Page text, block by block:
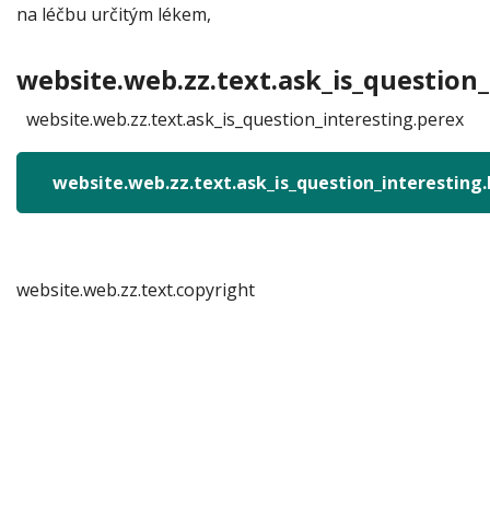
na léčbu určitým lékem,
website.web.zz.text.ask_is_question_interesting.perex
website.web.zz.text.copyright